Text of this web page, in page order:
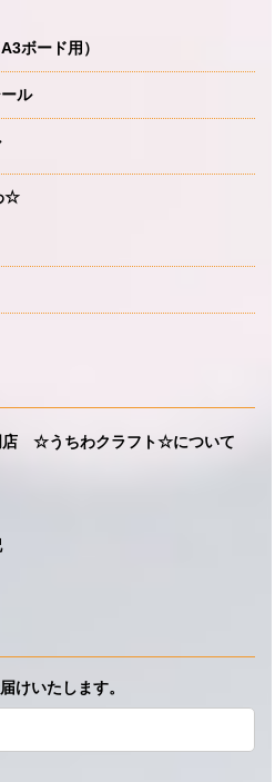
ボード用）
ル
☆
店 ☆うちわクラフト☆について
けいたします。